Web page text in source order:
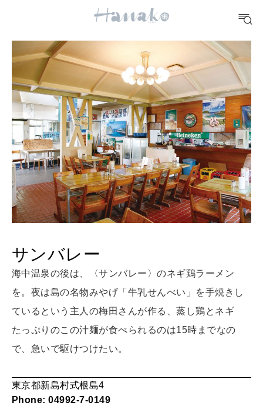
#シュークリーム #パン #カフェ
10 CATEGORIES
FOOD
おいしい
TRAVEL
どこ行く？
FORTUNE
明日のわたし
[12星座別] Monthly Love Holoscope
女神まり愛のタロットメッセージ
算命学がわかる今月のあなた
HEALTH
LEARN
ママもいろいろ
サンバレー
海中温泉の後は、〈サンバレー〉のネギ鶏ラーメン
を。夜は島の名物みやげ「牛乳せんべい」を手焼きし
ているという主人の梅田さんが作る、蒸し鶏とネギ
たっぷりのこの汁麺が食べられるのは15時までなの
で、急いで駆けつけたい。
東京都新島村式根島4
Phone: 04992-7-0149